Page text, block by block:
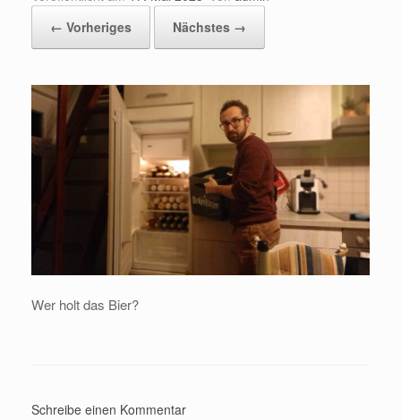
← Vorheriges
Nächstes →
Wer holt das Bier?
Schreibe einen Kommentar